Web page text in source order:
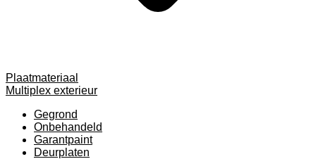
Plaatmateriaal
Multiplex exterieur
Gegrond
Onbehandeld
Garantpaint
Deurplaten